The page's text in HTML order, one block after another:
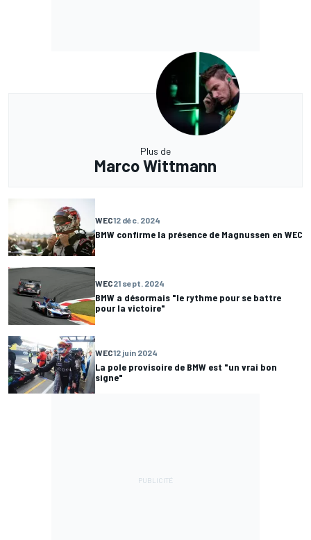
Plus de
Marco Wittmann
WEC12 déc. 2024
BMW confirme la présence de Magnussen en WEC
WEC21 sept. 2024
BMW a désormais "le rythme pour se battre
pour la victoire"
WEC12 juin 2024
La pole provisoire de BMW est "un vrai bon
signe"